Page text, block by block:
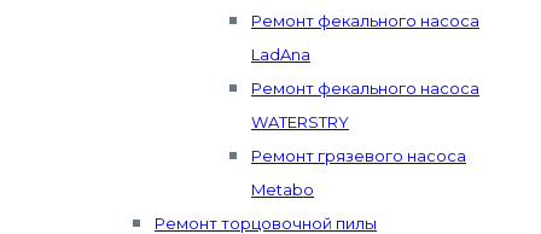
Ремонт фекального насоса
LadAna
Ремонт фекального насоса
WATERSTRY
Ремонт грязевого насоса
Metabo
Ремонт торцовочной пилы